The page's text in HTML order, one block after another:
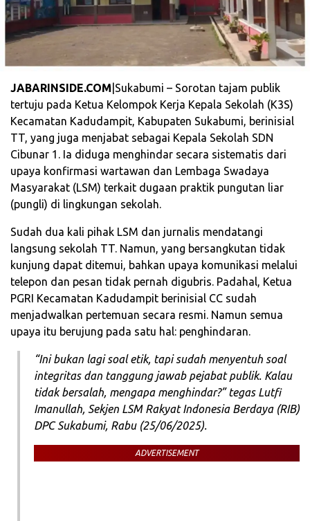
JABARINSIDE.COM |Sukabumi – Sorotan tajam publik
tertuju pada Ketua Kelompok Kerja Kepala Sekolah (K3S)
Kecamatan Kadudampit, Kabupaten Sukabumi, berinisial
TT, yang juga menjabat sebagai Kepala Sekolah SDN
Cibunar 1. Ia diduga menghindar secara sistematis dari
upaya konfirmasi wartawan dan Lembaga Swadaya
Masyarakat (LSM) terkait dugaan praktik pungutan liar
(pungli) di lingkungan sekolah.
Sudah dua kali pihak LSM dan jurnalis mendatangi
langsung sekolah TT. Namun, yang bersangkutan tidak
kunjung dapat ditemui, bahkan upaya komunikasi melalui
telepon dan pesan tidak pernah digubris. Padahal, Ketua
PGRI Kecamatan Kadudampit berinisial CC sudah
menjadwalkan pertemuan secara resmi. Namun semua
upaya itu berujung pada satu hal: penghindaran.
“Ini bukan lagi soal etik, tapi sudah menyentuh soal
integritas dan tanggung jawab pejabat publik. Kalau
tidak bersalah, mengapa menghindar?” tegas Lutfi
Imanullah, Sekjen LSM Rakyat Indonesia Berdaya (RIB)
DPC Sukabumi, Rabu (25/06/2025).
ADVERTISEMENT